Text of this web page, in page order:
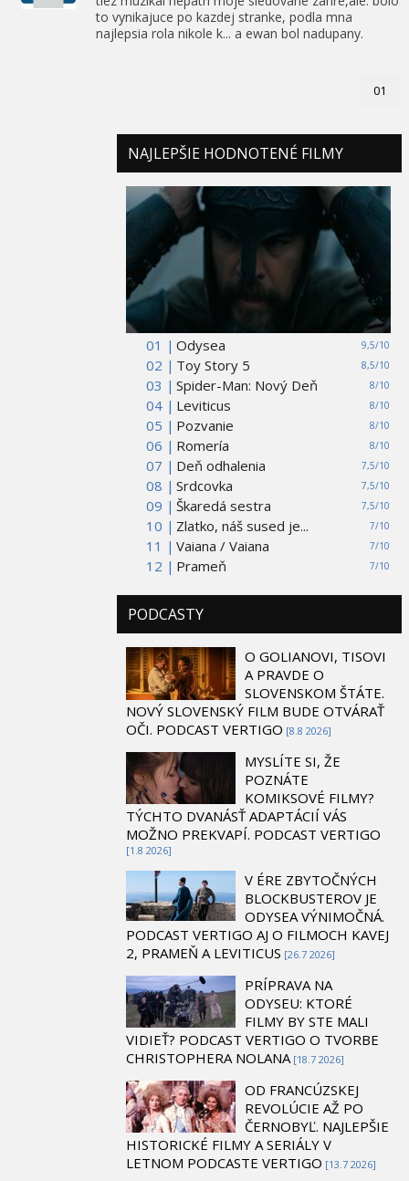
to vynikajuce po kazdej stranke, podla mna
najlepsia rola nikole k... a ewan bol nadupany.
01
NAJLEPŠIE HODNOTENÉ FILMY
01 | 9,5/10
Odysea
02 |
8,5/10
Toy Story 5
03 |
8/10
Spider-Man: Nový Deň
04 |
8/10
Leviticus
05 |
8/10
Pozvanie
06 |
8/10
Romería
07 |
7,5/10
Deň odhalenia
08 |
7,5/10
Srdcovka
09 |
7,5/10
Škaredá sestra
10 |
7/10
Zlatko, náš sused je...
11 |
7/10
Vaiana / Vaiana
12 |
7/10
Prameň
PODCASTY
O GOLIANOVI, TISOVI
A PRAVDE O
SLOVENSKOM ŠTÁTE.
NOVÝ SLOVENSKÝ FILM BUDE OTVÁRAŤ
OČI. PODCAST VERTIGO [8.8 2026]
MYSLÍTE SI, ŽE
POZNÁTE
KOMIKSOVÉ FILMY?
TÝCHTO DVANÁSŤ ADAPTÁCIÍ VÁS
MOŽNO PREKVAPÍ. PODCAST VERTIGO
[1.8 2026]
V ÉRE ZBYTOČNÝCH
BLOCKBUSTEROV JE
ODYSEA VÝNIMOČNÁ.
PODCAST VERTIGO AJ O FILMOCH KAVEJ
2, PRAMEŇ A LEVITICUS [26.7 2026]
PRÍPRAVA NA
ODYSEU: KTORÉ
FILMY BY STE MALI
VIDIEŤ? PODCAST VERTIGO O TVORBE
CHRISTOPHERA NOLANA [18.7 2026]
OD FRANCÚZSKEJ
REVOLÚCIE AŽ PO
ČERNOBYĽ. NAJLEPŠIE
HISTORICKÉ FILMY A SERIÁLY V
LETNOM PODCASTE VERTIGO [13.7 2026]